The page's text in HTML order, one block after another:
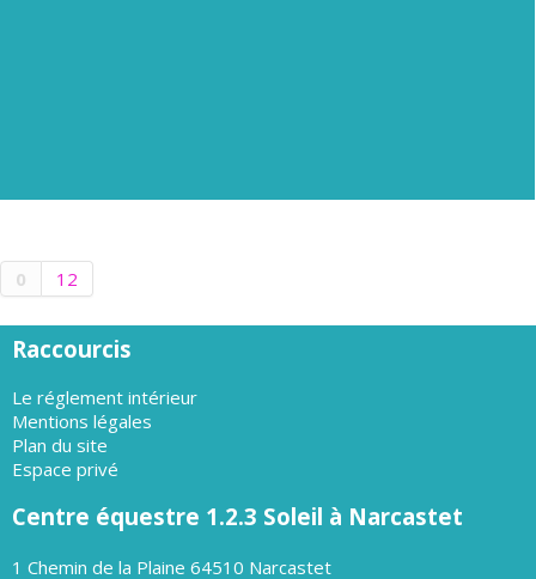
0 12
Raccourcis
Le réglement intérieur
Mentions légales
Plan du site
Espace privé
Centre équestre 1.2.3 Soleil à Narcastet
1 Chemin de la Plaine 64510 Narcastet